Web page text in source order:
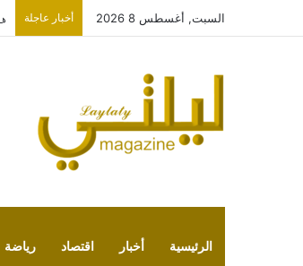
السبت, أغسطس 8 2026 أخبار عاجلة
الرئيسية أخبار اقتصاد رياضة